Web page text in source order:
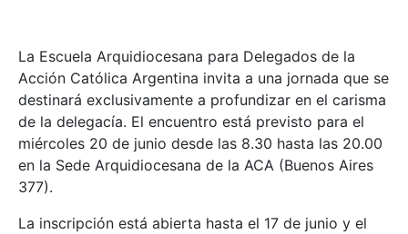
La Escuela Arquidiocesana para Delegados de la
Acción Católica Argentina invita a una jornada que se
destinará exclusivamente a profundizar en el carisma
de la delegacía. El encuentro está previsto para el
miércoles 20 de junio desde las 8.30 hasta las 20.00
en la Sede Arquidiocesana de la ACA (Buenos Aires
377).
La inscripción está abierta hasta el 17 de junio y el